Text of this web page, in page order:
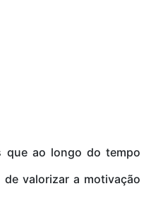
que ao longo do tempo
valorizar a motivação